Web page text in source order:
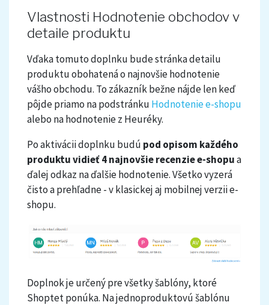
Vlastnosti Hodnotenie obchodov v
detaile produktu
Vďaka tomuto doplnku bude stránka detailu
produktu obohatená o najnovšie hodnotenie
vášho obchodu. To zákazník bežne nájde len keď
pôjde priamo na podstránku Hodnotenie e-shopu
alebo na hodnotenie z Heuréky.
Po aktivácii doplnku budú pod opisom každého
produktu vidieť 4 najnovšie recenzie e-shopua
ďalej odkaz na ďalšie hodnotenie. Všetko vyzerá
čisto a prehľadne - v klasickej aj mobilnej verzii e-
shopu.
Doplnok je určený pre všetky šablóny, ktoré
Shoptet ponúka. Na jednoproduktovú šablónu